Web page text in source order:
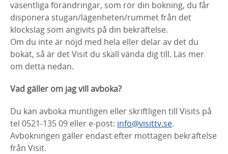
väsentliga förändringar, som rör din bokning, du får
disponera stugan/lägenheten/rummet från det
klockslag som angivits på din bekräftelse.
Om du inte är nöjd med hela eller delar av det du
bokat, så är det Visit du skall vända dig till. Läs mer
om detta nedan.
Vad gäller om jag vill avboka?
Du kan avboka muntligen eller skriftligen till Visits på
tel 0521-135 09 eller e-post: info@visittv.se.
Avbokningen gäller endast efter mottagen bekräftelse
från Visit.